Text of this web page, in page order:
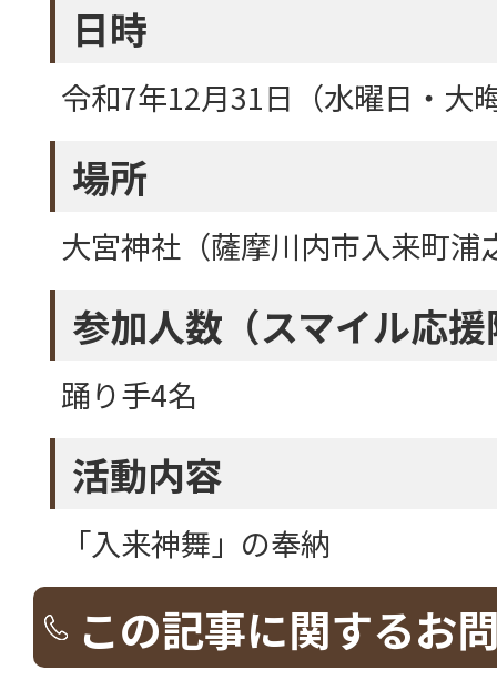
日時
令和7年12月31日（水曜日・大
場所
大宮神社（薩摩川内市入来町浦
参加人数（スマイル応
踊り手4名
活動内容
「入来神舞」の奉納
この記事に関するお